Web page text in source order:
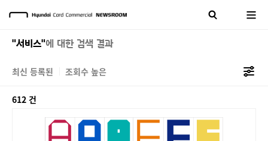
"서비스"에 대한 검색 결과
최신 등록된 조회수 높은
612 건